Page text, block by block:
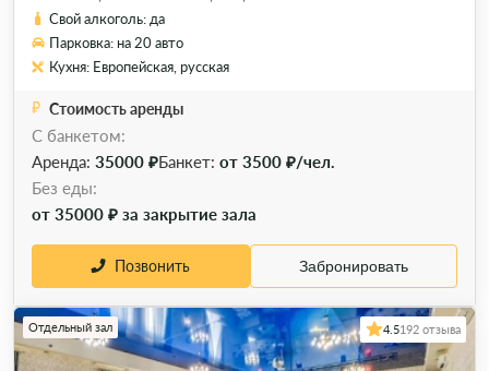
Свой алкоголь: да
Парковка: на 20 авто
Кухня: Европейская, русская
Стоимость аренды
С банкетом:
Аренда: 35000 ₽Банкет: от 3500 ₽/чел.
Без еды:
от 35000 ₽ за закрытие зала
Позвонить Забронировать
Отдельный зал 4.5192 отзыва